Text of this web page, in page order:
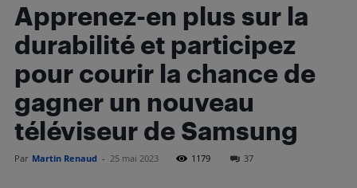
Apprenez-en plus sur la
durabilité et participez
pour courir la chance de
gagner un nouveau
téléviseur de Samsung
Par Martin Renaud - 25 mai 2023 1179 37